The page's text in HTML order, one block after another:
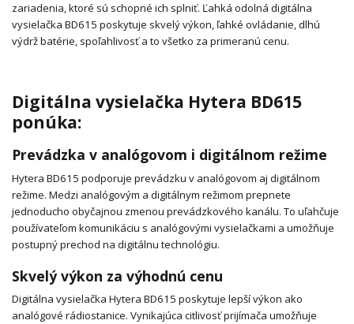
zariadenia, ktoré sú schopné ich splniť. Ľahká odolná digitálna
vysielačka BD615 poskytuje skvelý výkon, ľahké ovládanie, dlhú
výdrž batérie, spoľahlivosť a to všetko za primeranú cenu.
Digitálna vysielačka Hytera BD615
ponúka:
Prevádzka v analógovom i digitálnom režime
Hytera BD615 podporuje prevádzku v analógovom aj digitálnom
režime. Medzi analógovým a digitálnym režimom prepnete
jednoducho obyčajnou zmenou prevádzkového kanálu. To uľahčuje
používateľom komunikáciu s analógovými vysielačkami a umožňuje
postupný prechod na digitálnu technológiu.
Skvelý výkon za výhodnú cenu
Digitálna vysielačka Hytera BD615 poskytuje lepší výkon ako
analógové rádiostanice. Vynikajúca citlivosť prijímača umožňuje